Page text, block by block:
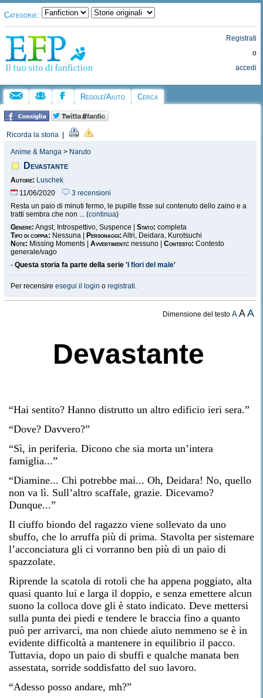
Categorie:
Registrati
o
accedi
Regole/Aiuto Cerca
Ricorda la storia
Anime & Manga > Naruto
Devastante
Autore: Luschek
11/06/2020
3 recensioni
Resta un paio di minuti fermo, le pupille fisse sul contenuto dello zaino e a
tratti sembra che non ... (continua)
Genere: Angst, Introspettivo, Suspence | Stato: completa
Tipo di coppia: Nessuna | Personaggi: Altri, Deidara, Kurotsuchi
Note: Missing Moments | Avvertimenti: nessuno | Contesto: Contesto
generale/vago
- Questa storia fa parte della serie ' I fiori del male'
Per recensire esegui il login o registrati.
Dimensione del testoA AA
Devastante
“Hai sentito? Hanno distrutto un altro edificio ieri sera.”
“Dove? Davvero?”
“Sì, in periferia. Dicono che sia morta un’intera
famiglia...”
“Diamine... Chi potrebbe mai... Oh, Deidara! No, quello
non va lì. Sull’altro scaffale, grazie. Dicevamo?
Dunque...”
Il ciuffo biondo del ragazzo viene sollevato da uno
sbuffo, che lo arruffa più di prima. Stavolta per sistemare
l’acconciatura gli ci vorranno ben più di un paio di
spazzolate.
Riprende la scatola di rotoli che ha appena poggiato, alta
quasi quanto lui e larga il doppio, e senza emettere alcun
suono la colloca dove gli è stato indicato. Deve mettersi
sulla punta dei piedi e tendere le braccia fino a quanto
può per arrivarci, ma non chiede aiuto nemmeno se è in
evidente difficoltà a mantenere in equilibrio il pacco.
Tuttavia, dopo un paio di sbuffi e qualche manata ben
assestata, sorride soddisfatto del suo lavoro.
“Adesso posso andare, mh?”